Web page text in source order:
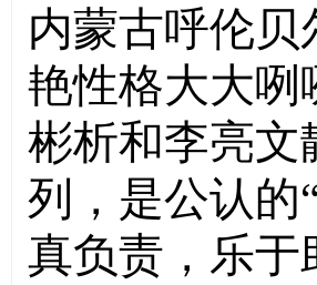
内蒙古呼伦
艳性格大大咧
彬析和李亮文
列，是公认的
真负责，乐于